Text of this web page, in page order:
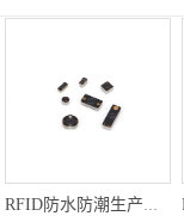
RFID防水防潮生产管理设备管理产品追踪微型Mini PCB标签